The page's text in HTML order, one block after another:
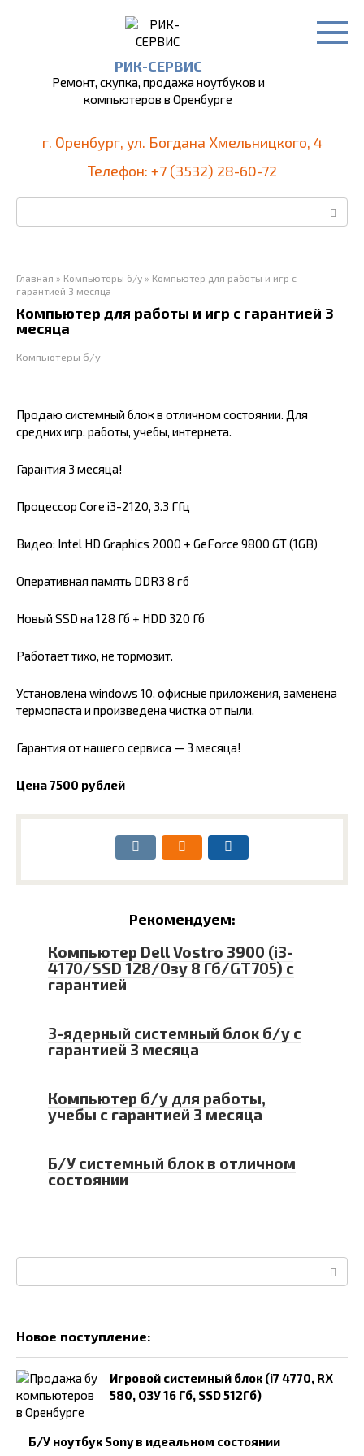
РИК-СЕРВИС
Ремонт, скупка, продажа ноутбуков и
компьютеров в Оренбурге
г. Оренбург, ул. Богдана Хмельницкого, 4
Телефон: +7 (3532) 28-60-72
Главная » Компьютеры б/у » Компьютер для работы и игр с
гарантией 3 месяца
Компьютер для работы и игр с гарантией 3
месяца
Компьютеры б/у
Продаю системный блок в отличном состоянии. Для
средних игр, работы, учебы, интернета.
Гарантия 3 месяца!
Процессор Core i3-2120, 3.3 ГГц
Видео: Intel HD Graphics 2000 + GeForce 9800 GT (1GB)
Оперативная память DDR3 8 гб
Новый SSD на 128 Гб + HDD 320 Гб
Работает тихо, не тормозит.
Уcтaнoвлeна windows 10, oфиcные приложения, заменена
термoпаста и прoизведена чиcтка oт пыли.
Гарантия от нашего сервиса — 3 месяца!
Цена 7500 рублей
Рекомендуем:
Компьютер Dell Vostro 3900 (i3-
4170/SSD 128/Озу 8 Гб/GT705) с
гарантией
3-ядерный системный блок б/у с
гарантией 3 месяца
Компьютер б/у для работы,
учебы с гарантией 3 месяца
Б/У системный блок в отличном
состоянии
Новое поступление:
Игровой системный блок (i7 4770, RX
580, ОЗУ 16 Гб, SSD 512Гб)
Б/У ноутбук Sony в идеальном состоянии